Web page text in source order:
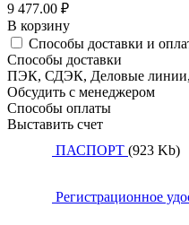
9 477.00 ₽
В корзину
Способы доставки и
Способы доставки
ПЭК, СДЭК, Деловые линии,
Обсудить с менеджером
Способы оплаты
Выставить счет
ПАСПОРТ (923 Kb)
Регистрационное